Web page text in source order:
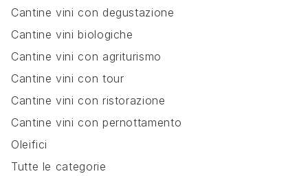
Cantine vini con degustazione
Cantine vini biologiche
Cantine vini con agriturismo
Cantine vini con tour
Cantine vini con ristorazione
Cantine vini con pernottamento
Oleifici
Tutte le categorie